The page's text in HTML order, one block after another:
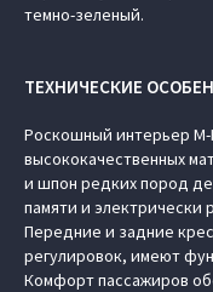
темно-зеленый.
ТЕХНИЧЕСКИЕ
Роскошный интерьер
высококачественных
и шпон редких пород
памяти и электрически
Передние и задние
регулировок, имеют
Комфорт пассажиров